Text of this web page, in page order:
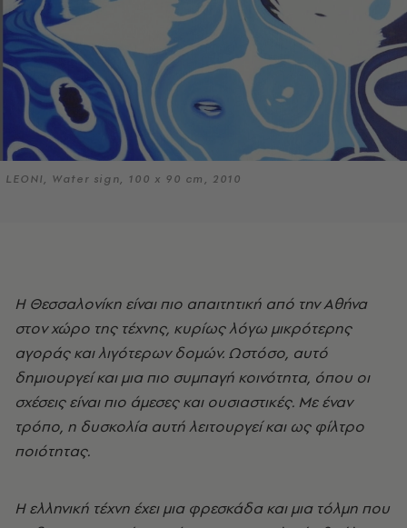
LEONI, Water sign, 100 x 90 cm, 2010
Η Θεσσαλονίκη είναι πιο απαιτητική από την Αθήνα
στον χώρο της τέχνης, κυρίως λόγω μικρότερης
αγοράς και λιγότερων δομών. Ωστόσο, αυτό
δημιουργεί και μια πιο συμπαγή κοινότητα, όπου οι
σχέσεις είναι πιο άμεσες και ουσιαστικές. Με έναν
τρόπο, η δυσκολία αυτή λειτουργεί και ως φίλτρο
ποιότητας.
Η ελληνική τέχνη έχει μια φρεσκάδα και μια τόλμη που